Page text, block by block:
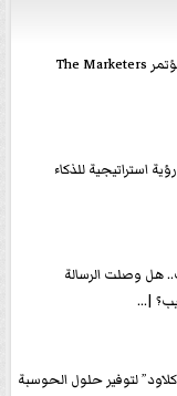
د. داليا أبو المجد تشارك في مؤتمر The Marketers
استراتيجية للذكاء
هل وصلت الرسالة
|...
لتوفير حلول الحوسبة